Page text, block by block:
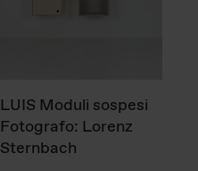
LUIS Moduli sospesi
Fotografo: Lorenz
Sternbach